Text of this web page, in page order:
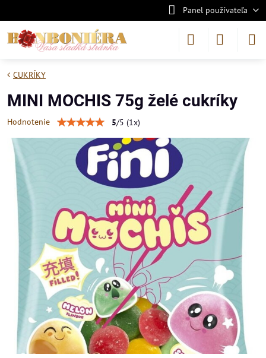
Panel používateľa
CUKRÍKY
MINI MOCHIS 75g želé cukríky
Hodnotenie 5/5 (1x)